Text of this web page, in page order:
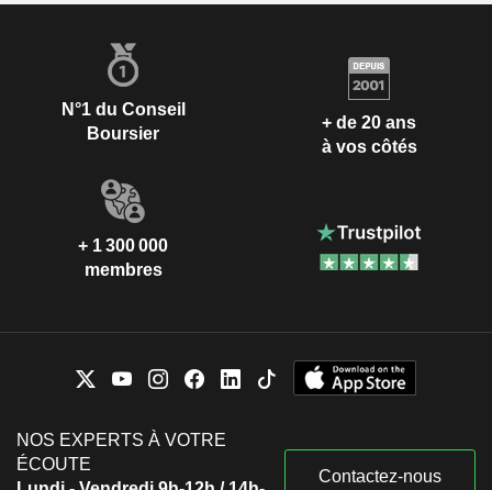
N°1 du Conseil
Boursier
+ de 20 ans
à vos côtés
+ 1 300 000
membres
NOS EXPERTS À VOTRE
ÉCOUTE
Contactez-nous